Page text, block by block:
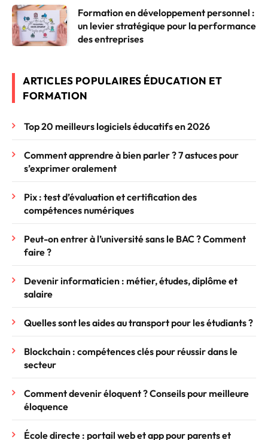
Formation en développement personnel :
un levier stratégique pour la performance
des entreprises
ARTICLES POPULAIRES ÉDUCATION ET
FORMATION
Top 20 meilleurs logiciels éducatifs en 2026
Comment apprendre à bien parler ? 7 astuces pour
s’exprimer oralement
Pix : test d’évaluation et certification des
compétences numériques
Peut-on entrer à l’université sans le BAC ? Comment
faire ?
Devenir informaticien : métier, études, diplôme et
salaire
Quelles sont les aides au transport pour les étudiants ?
Blockchain : compétences clés pour réussir dans le
secteur
Comment devenir éloquent ? Conseils pour meilleure
éloquence
École directe : portail web et app pour parents et